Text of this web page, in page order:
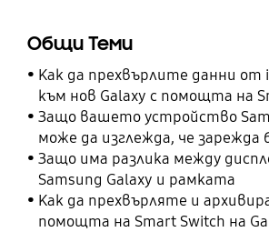
Общи Теми
Как да прехвърлите данни от
към нов Galaxy с помощта на
Защо вашето устройство
може да изглежда, че зарежда
изобщо не зарежда
Защо има разлика между
Samsung Galaxy и рамката
Как да прехвърляте и
помощта на Smart Switch на